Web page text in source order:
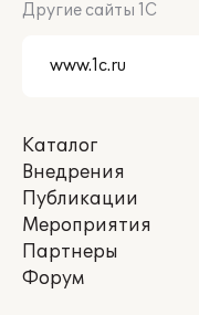
Другие сайты 1С
Каталог
Внедрения
Публикации
Мероприятия
Партнеры
Форум